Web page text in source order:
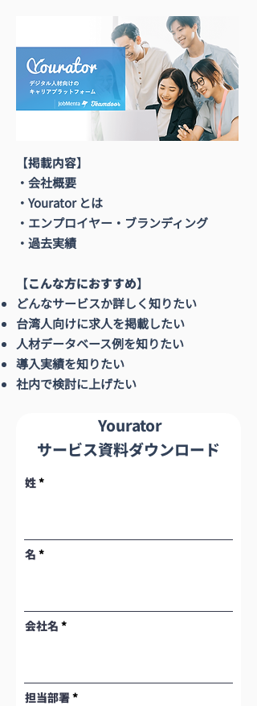
【掲載内容】
・会社概要
・Yourator とは
・エンプロイヤー・ブランディング
・過去実績
【こんな方におすすめ】
どんなサービスか詳しく知りたい
​台湾人向けに求人を掲載したい
人材データベース例を知りたい
導入実績を知りたい
社内で検討に上げたい
Yourator​
サービス資料ダウンロード
姓
名
会社名
担当部署